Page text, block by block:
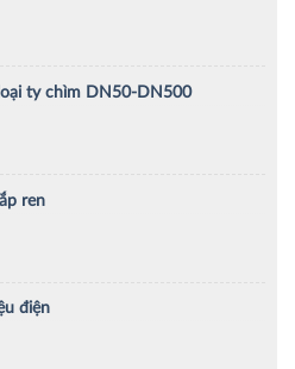
ty chìm DN50-DN500
ren
điện